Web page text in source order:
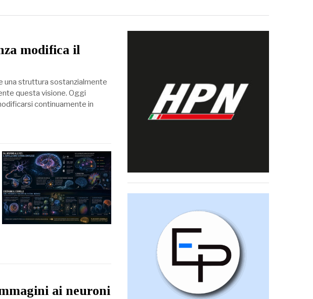
modifica il
una struttura sostanzialmente
questa visione. Oggi
continuamente in
ai neuroni